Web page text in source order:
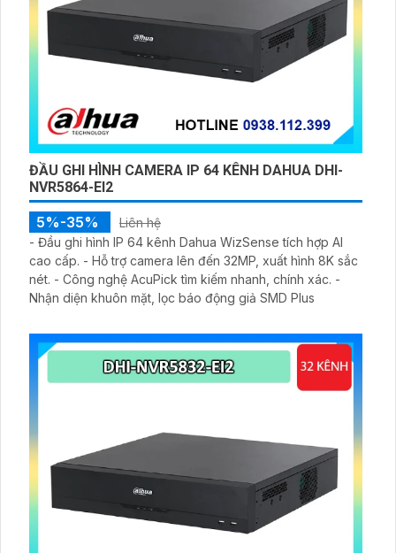
ĐẦU GHI HÌNH CAMERA IP 64 KÊNH DAHUA DHI-
NVR5864-EI2
5%-35%
Liên hệ
- Đầu ghi hình IP 64 kênh Dahua WizSense tích hợp AI
cao cấp. - Hỗ trợ camera lên đến 32MP, xuất hình 8K sắc
nét. - Công nghệ AcuPick tìm kiếm nhanh, chính xác. -
Nhận diện khuôn mặt, lọc báo động giả SMD Plus